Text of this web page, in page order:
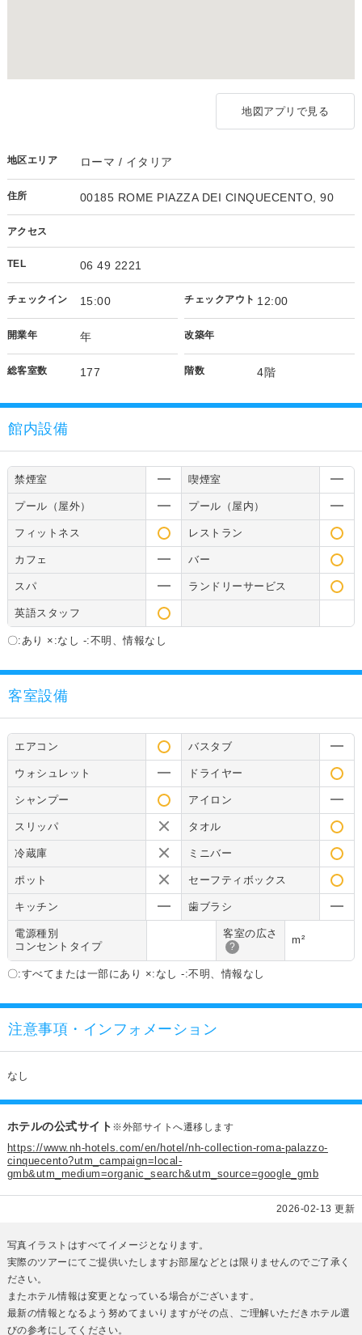
地図アプリで見る
地区エリア ローマ / イタリア
住所 00185 ROME PIAZZA DEI CINQUECENTO, 90
アクセス
TEL 06 49 2221
チェックイン 15:00 チェックアウト 12:00
開業年 年 改築年
総客室数 177 階数 4階
館内設備
禁煙室 喫煙室
プール（屋外） プール（屋内）
フィットネス レストラン
カフェ バー
スパ ランドリーサービス
英語スタッフ
〇:あり ×:なし -:不明、情報なし
客室設備
エアコン バスタブ
ウォシュレット ドライヤー
シャンプー アイロン
スリッパ タオル
冷蔵庫 ミニバー
ポット セーフティボックス
キッチン 歯ブラシ
電源種別
コンセントタイプ
客室の広さ
?
m²
〇:すべてまたは一部にあり ×:なし -:不明、情報なし
注意事項・インフォメーション
なし
ホテルの公式サイト ※外部サイトへ遷移します
https://www.nh-hotels.com/en/hotel/nh-collection-roma-palazzo-
cinquecento?utm_campaign=local-
gmb&utm_medium=organic_search&utm_source=google_gmb
2026-02-13 更新
写真イラストはすべてイメージとなります。
実際のツアーにてご提供いたしますお部屋などとは限りませんのでご了承く
ださい。
またホテル情報は変更となっている場合がございます。
最新の情報となるよう努めてまいりますがその点、ご理解いただきホテル選
びの参考にしてください。